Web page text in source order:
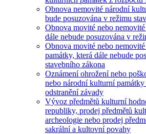
Obnova nemovité národní
bude posuzována v režimu
Obnova movité nebo
dále nebude posuzována v
Obnova movité nebo
památky, která dále nebude
stavebního zákona
Oznámení ohrožení nebo
nebo národní kulturní
odstranění závady
Vývoz předmětů kulturní
republiky, prodej předmětů
archeologie nebo prodej
sakrální a kultovní povahy